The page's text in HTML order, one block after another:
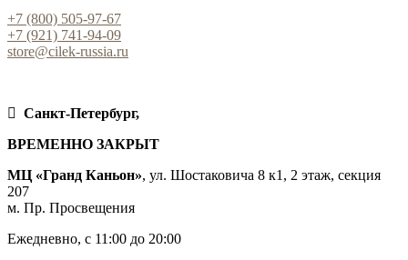
+7 (800) 505-97-67
+7 (921) 741-94-09
store@cilek-russia.ru
Санкт-Петербург,
ВРЕМЕННО ЗАКРЫТ
МЦ «Гранд Каньон», ул. Шостаковича 8 к1, 2 этаж, секция
207
м. Пр. Просвещения
Ежедневно, с 11:00 до 20:00